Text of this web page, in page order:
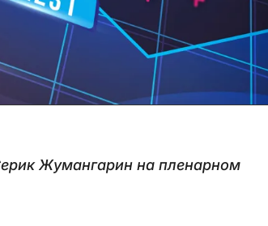
Жумангарин на пленарном